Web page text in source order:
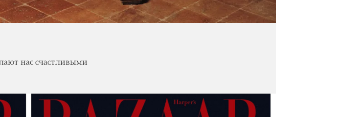
нас счастливыми